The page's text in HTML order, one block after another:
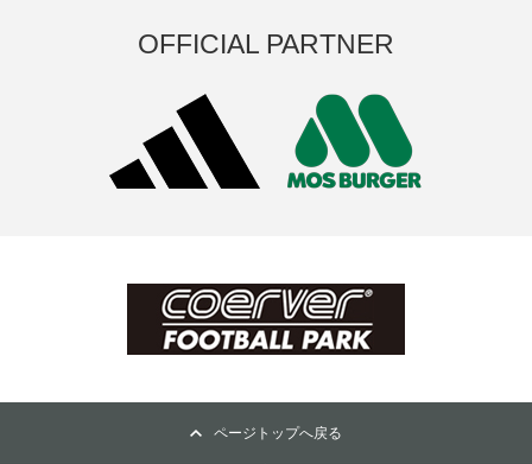
OFFICIAL PARTNER
ページトップへ戻る